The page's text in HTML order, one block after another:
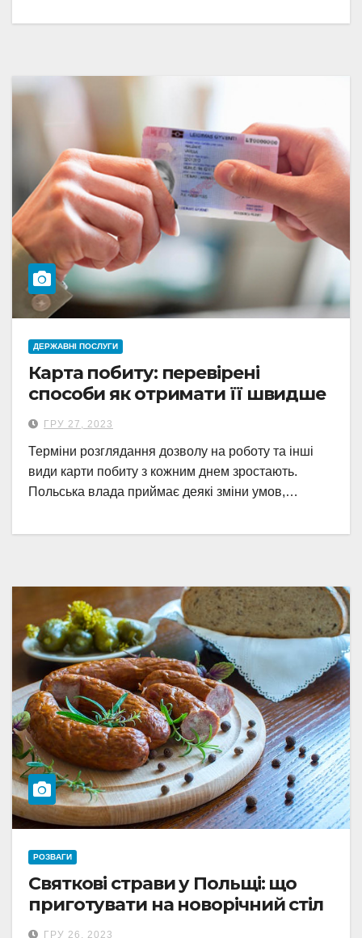
ДЕРЖАВНІ ПОСЛУГИ
Карта побиту: перевірені
способи як отримати її швидше
ГРУ 27, 2023
Терміни розглядання дозволу на роботу та інші
види карти побиту з кожним днем зростають.
Польська влада приймає деякі зміни умов,…
РОЗВАГИ
Святкові страви у Польщі: що
приготувати на новорічний стіл
ГРУ 26, 2023